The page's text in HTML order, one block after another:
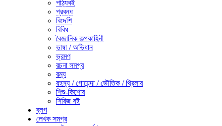
পাঠ্যবই
প্রবন্ধ
বিদেশি
বিবিধ
বৈজ্ঞানিক কল্পকাহিনী
ভাষা / অভিধান
ভ্রমণ
রচনা সমগ্র
রম্য
রহস্য / গোয়েন্দা / ভৌতিক / থ্রিলার
শিশু-কিশোর
সিরিজ বই
ব্লগ
লেখক সমগ্র